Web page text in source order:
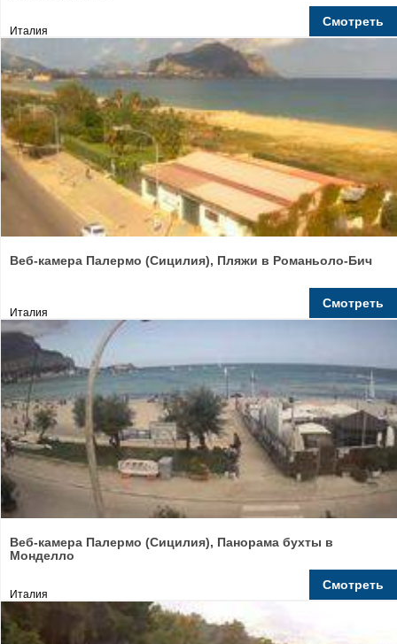
Италия
Смотреть
Веб-камера Палермо (Сицилия), Пляжи в Романьоло-Бич
Италия
Смотреть
Веб-камера Палермо (Сицилия), Панорама бухты в
Монделло
Италия
Смотреть